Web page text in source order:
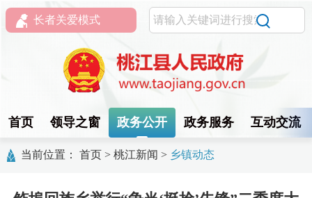
长者关爱模式
首页 领导之窗 政务公开 政务服务 互动交流
当前位置： 首页 > 桃江新闻 > 乡镇动态